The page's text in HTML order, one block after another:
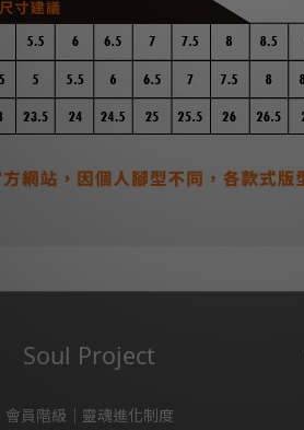
Soul Project
會員階級｜靈魂進化制度